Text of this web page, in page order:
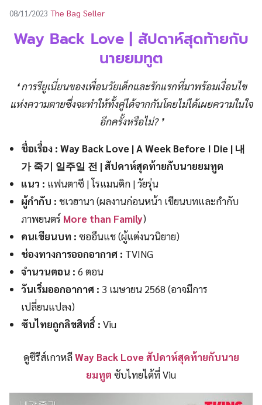
08/11/2023 The Bag Seller
Way Back Love | สัปดาห์สุดท้ายกับ
นายยมทูต
❛ การรียูเนี่ยนของเพื่อนวัยเด็กและรักแรกที่มาพร้อมเงื่อนไข
แห่งความตายซึ่งจะทำให้ทั้งคู่ได้จากกันโดยไม่ได้เผยความในใจ
อีกครั้งหรือไม่? ❜
ชื่อเรื่อง : Way Back Love | A Week Before I Die | 내
가 죽기 일주일 전 | สัปดาห์สุดท้ายกับนายยมทูต
แนว : แฟนตาซี | โรแมนติก | วัยรุ่น
ผู้กำกับ : ชเวฮานา (ผลงานก่อนหน้า เขียนบทและกำกับ
ภาพยนตร์ More than Family)
คนเขียนบท : ซออึนแช (ผู้แต่งนวนิยาย)
ช่องทางการออกอากาศ : TVING
จำนวนตอน : 6 ตอน
วันเริ่มออกอากาศ : 3 เมษายน 2568 (อาจมีการ
เปลี่ยนแปลง)
ซับไทยถูกลิขสิทธิ์ :Viu
ดูซีรีส์เกาหลีWay Back Love สัปดาห์สุดท้ายกับนาย
ยมทูต ซับไทยได้ที่ Viu